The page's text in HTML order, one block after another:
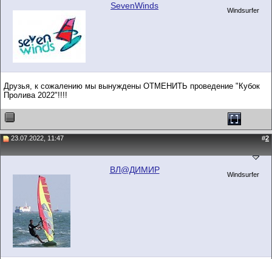
SevenWinds Windsurfer
Друзья, к сожалению мы вынуждены ОТМЕНИТЬ проведение "Кубок
Пролива 2022"!!!!
23.07.2022, 11:47 #2
ВЛ@ДИМИР Windsurfer